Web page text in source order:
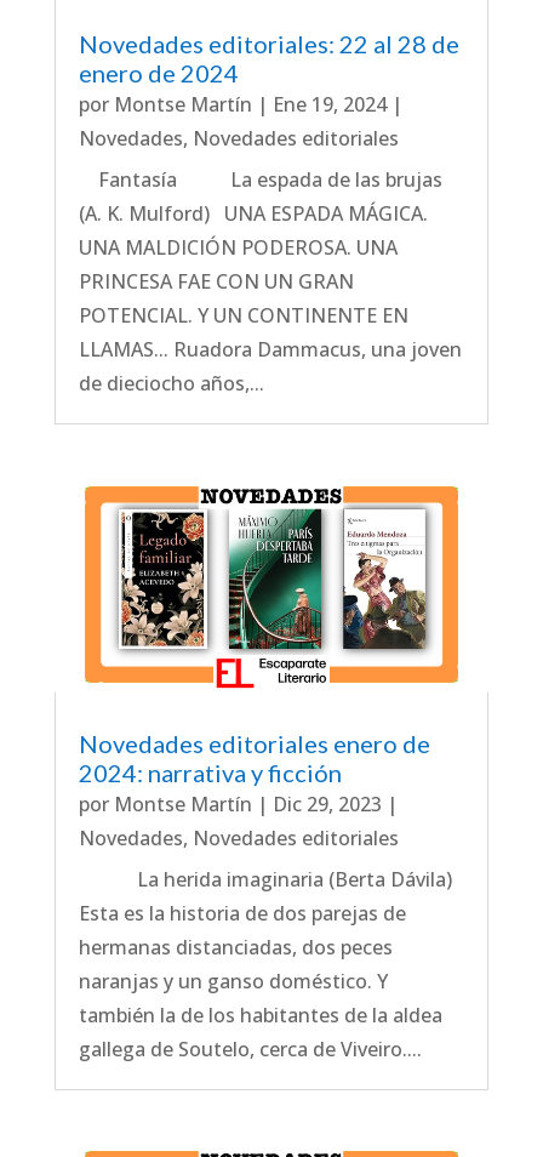
Novedades editoriales: 22 al 28 de
enero de 2024
por Montse Martín | Ene 19, 2024|
Novedades, Novedades editoriales
Fantasía La espada de las brujas
(A. K. Mulford) UNA ESPADA MÁGICA.
UNA MALDICIÓN PODEROSA. UNA
PRINCESA FAE CON UN GRAN
POTENCIAL. Y UN CONTINENTE EN
LLAMAS... Ruadora Dammacus, una joven
de dieciocho años,...
Novedades editoriales enero de
2024: narrativa y ficción
por Montse Martín | Dic 29, 2023 |
Novedades, Novedades editoriales
La herida imaginaria (Berta Dávila)
Esta es la historia de dos parejas de
hermanas distanciadas, dos peces
naranjas y un ganso doméstico. Y
también la de los habitantes de la aldea
gallega de Soutelo, cerca de Viveiro....